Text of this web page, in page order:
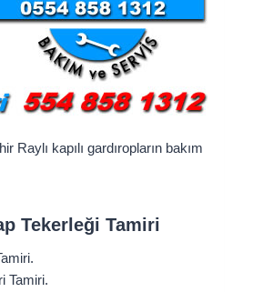
kapılı gardıropların bakım
Tekerleği Tamiri
Tamiri.